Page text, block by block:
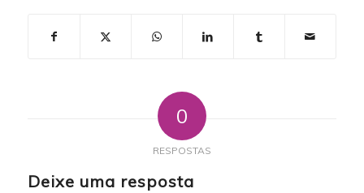
0
RESPOSTAS
Deixe uma resposta